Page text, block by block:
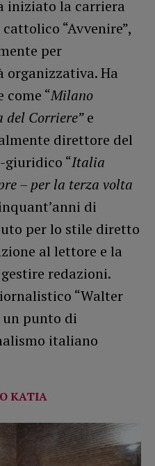
iniziato la carriera
“Avvenire”,
per
organizzativa. Ha
“Milano
del Corriere”e
direttore del
“Italia
– per la terza volta
di
per lo stile diretto
al lettore e la
redazioni.
“Walter
un punto di
italiano
KATIA